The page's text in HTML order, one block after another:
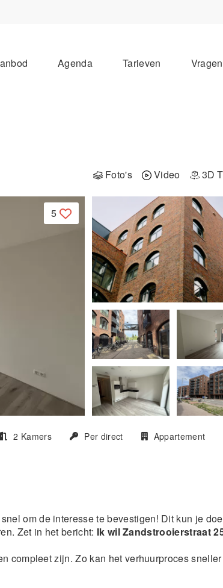
Agenda Tarieven
Foto's Video 3D
5
2 Kamers Per direct Appartement
om de interesse te bevestigen! Dit kun je
Zet in het bericht: Ik wil Zandstrooierstraat
compleet zijn. Zo kan het verhuurproces sneller